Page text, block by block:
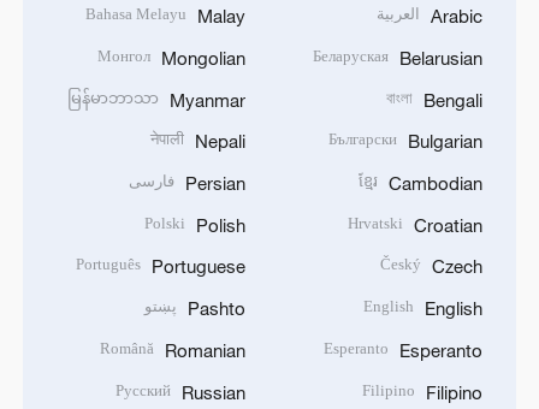
Arabic العربية
Belarusian
Беларуская
Bengali
বাংলা
Bulgarian
Български
Cambodian
ខ្មែរ
Croatian
Hrvatski
Czech
Český
English
English
Esperanto
Esperanto
Filipino
Filipino
Malay
Bahasa Melayu
Mongolian
Монгол
Myanmar
မြန်မာဘာသာ
Nepali
नेपाली
Persian فارسی
Polish
Polski
Portuguese
Português
Pashto پښتو
Romanian
Română
Russian
Русский